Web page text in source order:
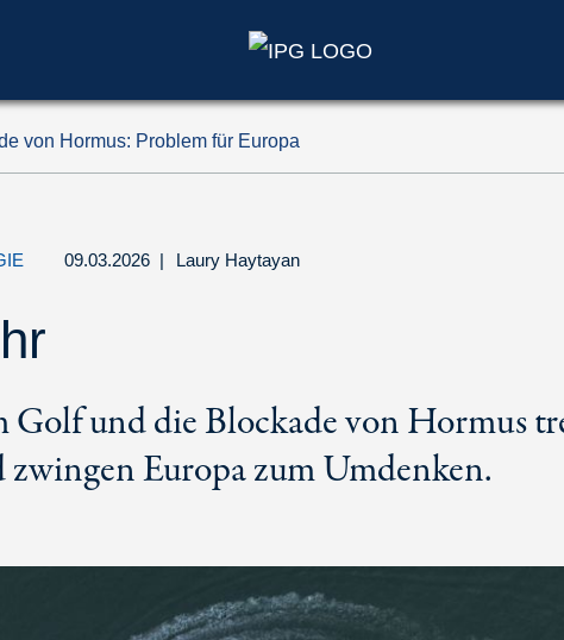
von Hormus: Problem für Europa
09.03.2026 | Laury Haytayan
und die Blockade von Hormus
Europa zum Umdenken.